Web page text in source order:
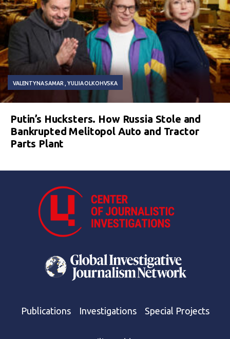
VALENTYNA SAMAR YULIIA OLKOHVSKA
Putin’s Hucksters. How Russia Stole and
Bankrupted Melitopol Auto and Tractor
Parts Plant
Publications Investigations Special Projects